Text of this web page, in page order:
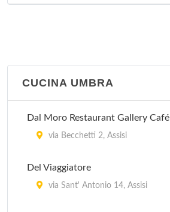
CUCINA UMBRA
Dal Moro Restaurant Gallery Café
via Becchetti 2, Assisi
Del Viaggiatore
via Sant' Antonio 14, Assisi